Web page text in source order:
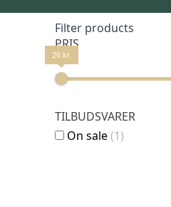
Filter products
PRIS
26 kr.
TILBUDSVARER
On sale(1)